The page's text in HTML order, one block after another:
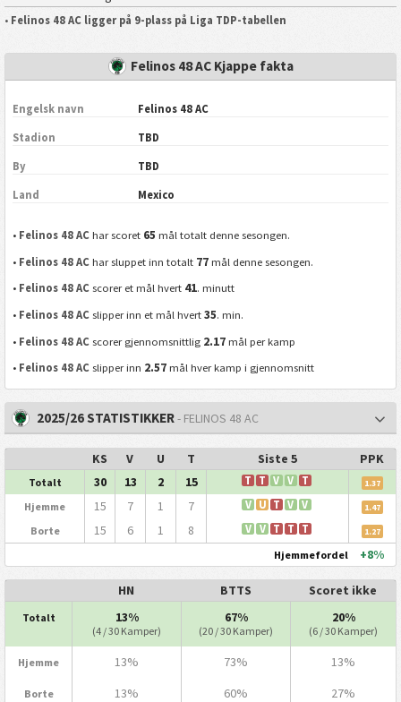
• Felinos 48 AC ligger på 9-plass på Liga TDP-tabellen
Felinos 48 AC Kjappe fakta
Engelsk navn Felinos 48 AC
Stadion TBD
By TBD
Land Mexico
• Felinos 48 AC har scoret 65 mål totalt denne sesongen.
• Felinos 48 AC har sluppet inn totalt 77 mål denne sesongen.
• Felinos 48 AC scorer et mål hvert 41. minutt
• Felinos 48 AC slipper inn et mål hvert35. min.
• Felinos 48 AC scorer gjennomsnittlig 2.17 mål per kamp
• Felinos 48 AC slipper inn 2.57 mål hver kamp i gjennomsnitt
2025/26 STATISTIKKER- FELINOS 48 AC
KS V U T Siste 5 PPK
Totalt 30 13 2 15 T T V V T 1.37
Hjemme 15 7 1 7 V U T V V 1.47
Borte 15 6 1 8 V V T T T 1.27
Hjemmefordel +8%
HN BTTS Scoret ikke
Totalt 13%
(4 / 30 Kamper)
67%
(20 / 30 Kamper)
20%
(6 / 30 Kamper)
Hjemme 13% 73% 13%
Borte 13% 60% 27%